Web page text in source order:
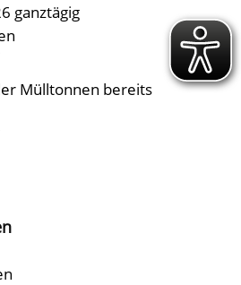
ganztägig
Mülltonnen bereits